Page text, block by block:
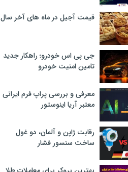
قیمت آجیل در ماه های آخر سال
جی پی اس خودرو؛ راهکار جدید
تامین امنیت خودرو
معرفی و بررسی پراپ فرم ایرانی
معتبر آریا اینوستور
رقابت ژاپن و آلمان، دو غول
ساخت سنسور فشار